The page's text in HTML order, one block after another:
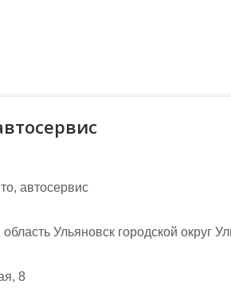
автосервис
область Ульяновск городской округ
8